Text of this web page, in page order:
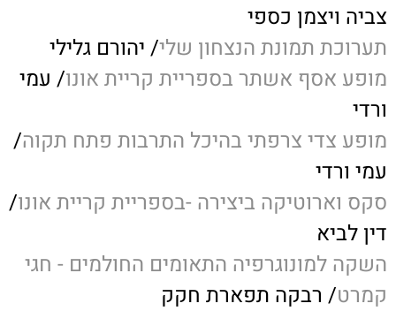
צביה ויצמן כספי
תערוכת תמונת הנצחון שלי/ יהורם גלילי
מופע אסף אשתר בספריית קריית אונו/ עמי
ורדי
מופע צדי צרפתי בהיכל התרבות פתח תקוה/
עמי ורדי
סקס וארוטיקה ביצירה -בספריית קריית אונו/
דין לביא
השקה למונוגרפיה התאומים החולמים - חגי
קמרט/ רבקה תפארת חקק